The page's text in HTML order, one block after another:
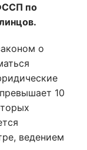
по
о
10
ведением